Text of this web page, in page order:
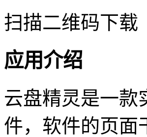
扫描二维码下载
应用介绍
云盘精灵是一款
件，软件的页面